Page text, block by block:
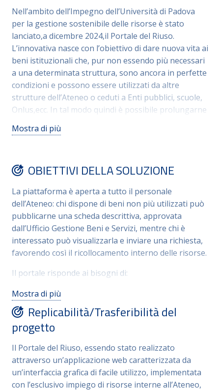
Nell’ambito dell’Impegno dell’Università di Padova
per la gestione sostenibile delle risorse è stato
lanciato,a dicembre 2024,il Portale del Riuso.
L’innovativa nasce con l’obiettivo di dare nuova vita ai
beni istituzionali che, pur non essendo più necessari
a una determinata struttura, sono ancora in perfette
condizioni e possono essere utilizzati da altre
strutture dell’Ateneo o ceduti a Enti pubblici, scuole,
Onlus,ecc. In tal modo quindi è possibile prolungarne
acquisti non strettamente indispensabili, così da
piattaforma è stato aggiornato il Regolamento
al riutilizzo dei beni attraverso la piattaforma e alla
possibilità di cessione a titolo gratuito dei beni
completamente ammortizzati e non più
utilizzati,sebbene in condizioni tali da poter risultare
di utilità ad altri entie
Mostra di più
OBIETTIVI DELLA SOLUZIONE
La piattaforma è aperta a tutto il personale
dell’Ateneo: chi dispone di beni non più utilizzati può
pubblicarne una scheda descrittiva, approvata
dall’Ufficio Gestione Beni e Servizi, mentre chi è
interessato può visualizzarla e inviare una richiesta,
favorendo così il ricollocamento interno delle risorse.
Il portale risponde ai bisogni di:
Utenti interni all’Ateneo: docenti, ricercatori e
personale tecnico-amministrativo possono
mettere a disposizione o richiedere beni
attraverso la piattaforma, facilitando il
trasferimento inventariale tra strutture e
ottimizzando le risorse già disponibili. I beni
restano visibili sul portale per un massimo di 60
giorni.
Mostra di più
Replicabilità/Trasferibilità del
progetto
Il Portale del Riuso, essendo stato realizzato
attraverso un’applicazione web caratterizzata da
un’interfaccia grafica di facile utilizzo, implementata
con l’esclusivo impiego di risorse interne all’Ateneo,